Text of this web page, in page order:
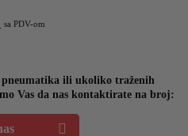
Trenutna
sa PDV-om
ili ukoliko traženih
Vas da nas kontaktirate na broj: